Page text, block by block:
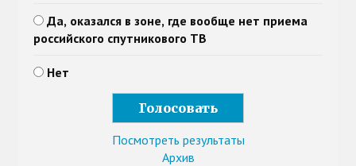
Да, оказался в зоне, где вообще нет приема
российского спутникового ТВ
Нет
Посмотреть результаты
Архив